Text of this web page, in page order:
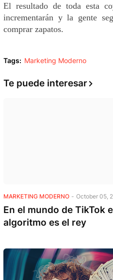
El resultado de toda esta
incrementarán y la gente
comprar zapatos.
Tags: Marketing Moderno
Te puede interesar
MARKETING MODERNO - October 05,
En el mundo de TikTok
algoritmo es el rey